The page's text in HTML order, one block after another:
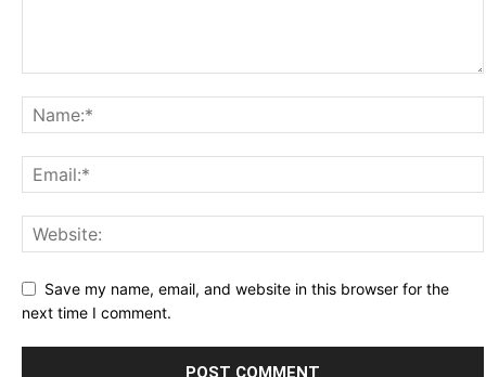
Save my name, email, and website in this browser for the
next time I comment.